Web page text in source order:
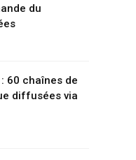
du
: 60 chaînes de
diffusées via